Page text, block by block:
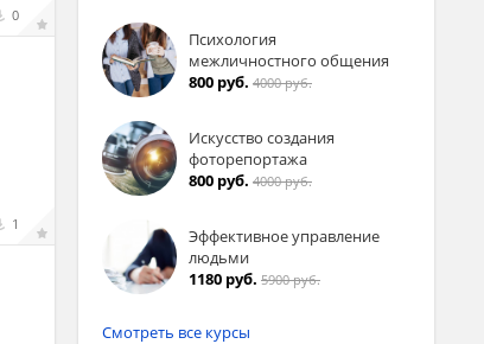
0
1
Психология
межличностного общения
800 руб. 4000 руб.
Искусство создания
фоторепортажа
800 руб. 4000 руб.
Эффективное управление
людьми
1180 руб. 5900 руб.
Смотреть все курсы